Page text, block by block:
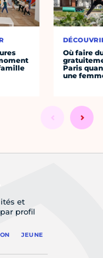
Où faire
Paris
une
et
profil
JEUNE